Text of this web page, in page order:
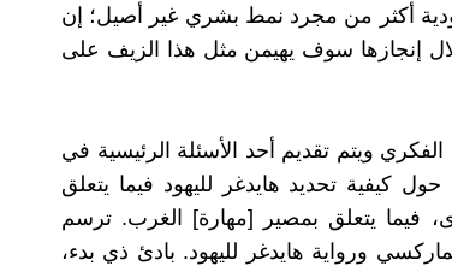
أكثر من مجرد نمط بشري غير أصيل؛ إن
إنجازها سوف يهيمن مثل هذا الزيف على
ويتم تقديم أحد الأسئلة الرئيسية في
كيفية تحديد هايدغر لليهود فيما يتعلق
فيما يتعلق بمصير [مهارة] الغرب. ترسم
ورواية هايدغر لليهود. بادئ ذي بدء،